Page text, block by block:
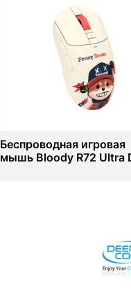
Беспроводная игровая
мышь Bloody R72 Ultra